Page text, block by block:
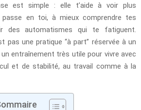
est simple : elle t’aide à voir plus
en toi, à mieux comprendre tes
des automatismes qui te fatiguent.
pas une pratique “à part” réservée à un
entraînement très utile pour vivre avec
et de stabilité, au travail comme à la